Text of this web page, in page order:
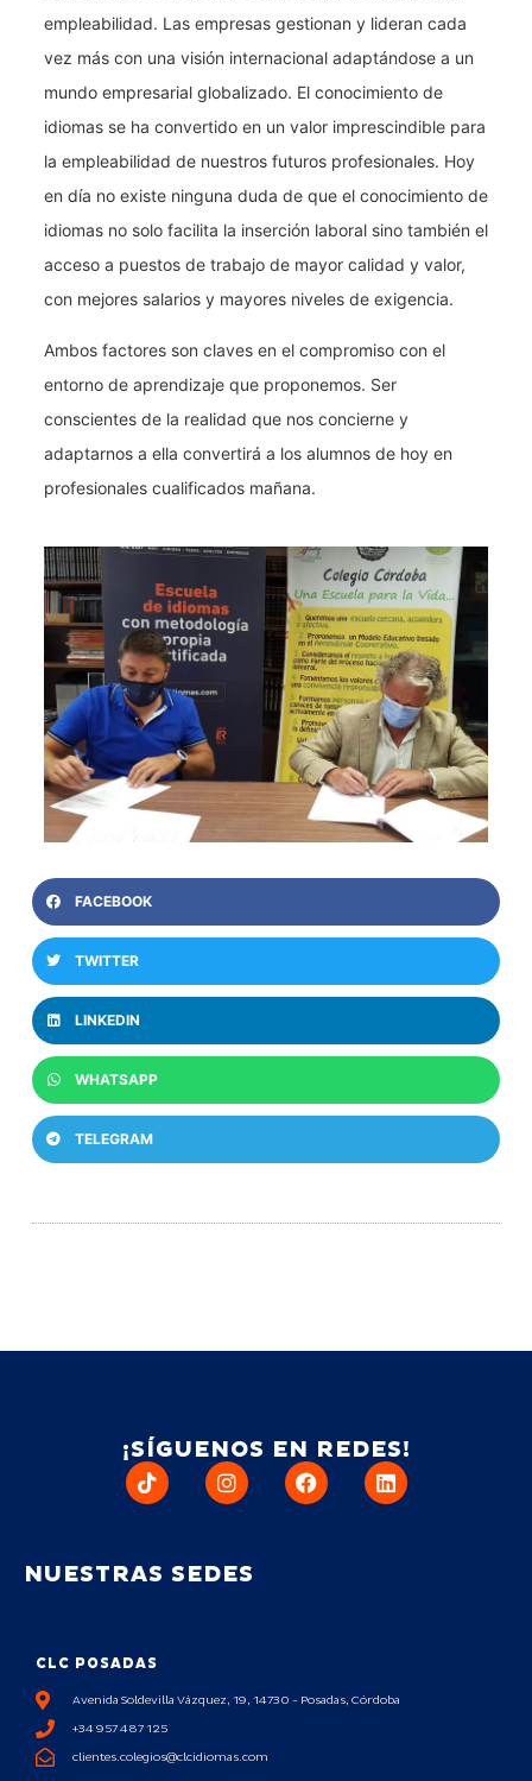
empleabilidad. Las empresas gestionan y lideran cada
vez más con una visión internacional adaptándose a un
mundo empresarial globalizado. El conocimiento de
idiomas se ha convertido en un valor imprescindible para
la empleabilidad de nuestros futuros profesionales. Hoy
en día no existe ninguna duda de que el conocimiento de
idiomas no solo facilita la inserción laboral sino también el
acceso a puestos de trabajo de mayor calidad y valor,
con mejores salarios y mayores niveles de exigencia.
Ambos factores son claves en el compromiso con el
entorno de aprendizaje que proponemos. Ser
conscientes de la realidad que nos concierne y
adaptarnos a ella convertirá a los alumnos de hoy en
profesionales cualificados mañana.
FACEBOOK
TWITTER
LINKEDIN
WHATSAPP
TELEGRAM
¡SÍGUENOS EN REDES!
NUESTRAS SEDES
CLC POSADAS
Avenida Soldevilla Vázquez, 19, 14730 - Posadas, Córdoba
+34 957 487 125
clientes.colegios@clcidiomas.com